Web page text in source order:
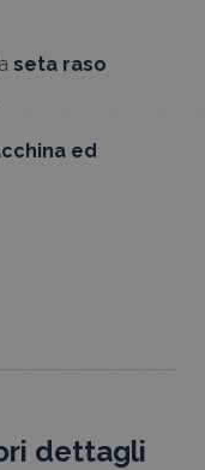
seta raso
ed
dettagli